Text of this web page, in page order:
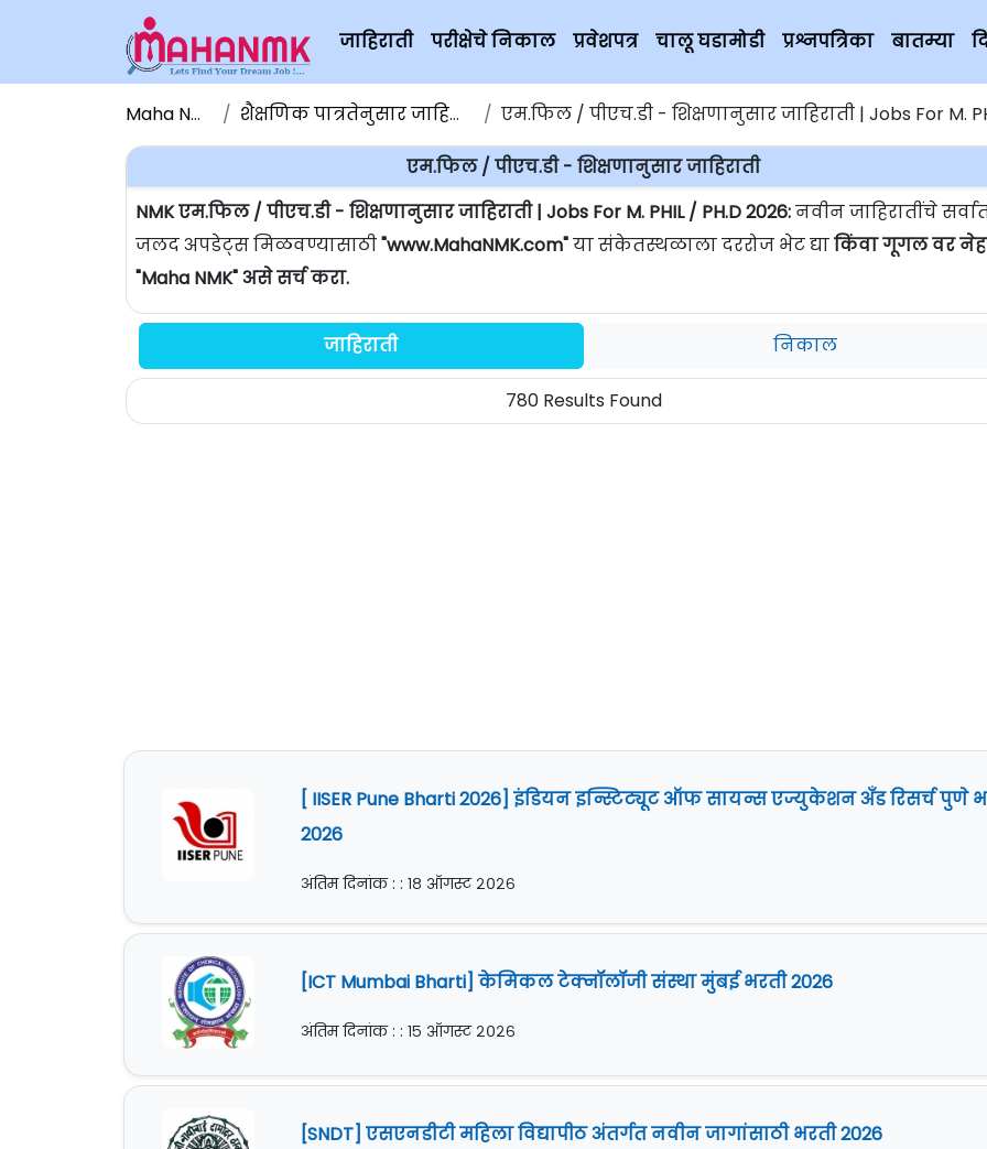
जाहिराती परीक्षेचे निकाल प्रवेशपत्र चालू घडामोडी प्रश्नपत्रिका बातम्या
Maha NMK शैक्षणिक पात्रतेनुसार जाहिराती एम.फिल / पीएच.डी - शिक्षणानुसार जाहिराती | Jobs For M. PHIL /
एम.फिल / पीएच.डी - शिक्षणानुसार जाहिराती
NMK एम.फिल / पीएच.डी - शिक्षणानुसार जाहिराती | Jobs For M. PHIL / PH.D 2026:नवीन जाहिरातींचे
जलद अपडेट्स मिळवण्यासाठी"www.MahaNMK.com"या संकेतस्थळाला दररोज भेट द्याकिंवा गूगल वर
"Maha NMK" असे सर्च करा.
जाहिराती निकाल
780 Results Found
[ IISER Pune Bharti 2026] इंडियन इन्स्टिट्यूट ऑफ सायन्स एज्युकेशन अँड रिसर्च पुणे
2026
अंतिम दिनांक : : १८ ऑगस्ट २०२६
[ICT Mumbai Bharti] केमिकल टेक्नॉलॉजी संस्था मुंबई भरती 2026
अंतिम दिनांक : : १५ ऑगस्ट २०२६
[SNDT] एसएनडीटी महिला विद्यापीठ अंतर्गत नवीन जागांसाठी भरती 2026